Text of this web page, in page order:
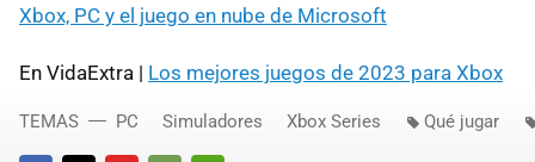
Xbox, PC y el juego en nube de Microsoft
En VidaExtra | Los mejores juegos de 2023 para Xbox
TEMAS PC Simuladores Xbox Series Qué jugar